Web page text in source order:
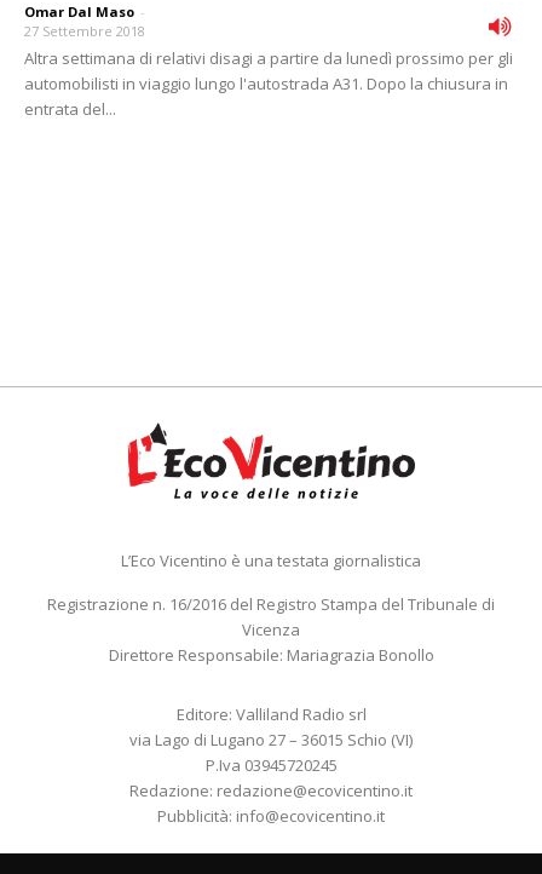
Omar Dal Maso -
27 Settembre 2018
Altra settimana di relativi disagi a partire da lunedì prossimo per gli
automobilisti in viaggio lungo l'autostrada A31. Dopo la chiusura in
entrata del...
L’Eco Vicentino è una testata giornalistica
Registrazione n. 16/2016 del Registro Stampa del Tribunale di
Vicenza
Direttore Responsabile: Mariagrazia Bonollo
Editore: Valliland Radio srl
via Lago di Lugano 27 – 36015 Schio (VI)
P.Iva 03945720245
Redazione: redazione@ecovicentino.it
Pubblicità: info@ecovicentino.it